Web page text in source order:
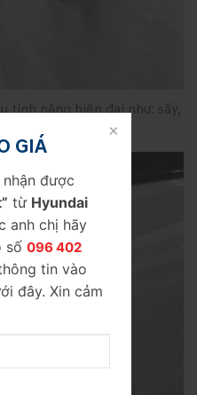
tính năng hiện đại như: sấy,
báo rẽ
GIÁ
được
từ Hyundai
anh chị hãy
số 096 402
tin vào
đây. Xin cảm